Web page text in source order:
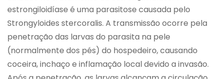
estrongiloidíase é uma parasitose causada pelo
Strongyloides stercoralis. A transmissão ocorre pela
penetração das larvas do parasita na pele
(normalmente dos pés) do hospedeiro, causando
coceira, inchaço e inflamação local devido a invasão.